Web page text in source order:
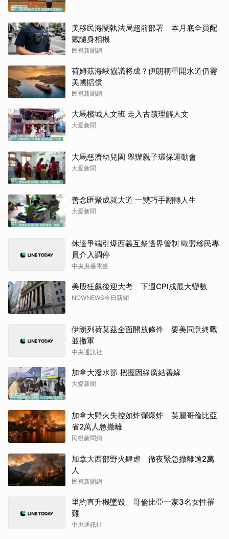
美移民海關執法局超前部署 本月底全員配
戴隨身相機
民視新聞網
荷姆茲海峽協議將成？伊朗稱重開水道仍需
美國賠償
民視新聞網
大馬檳城人文班 走入古蹟理解人文
大愛新聞
大馬慈濟幼兒園 舉辦親子環保運動會
大愛新聞
善念匯聚成就大道 一雙巧手翻轉人生
大愛新聞
休達爭端引爆西義互祭邊界管制 歐盟移民專
員介入調停
中央廣播電臺
美股狂飆後迎大考 下週CPI成最大變數
NOWNEWS今日新聞
伊朗列荷莫茲全面開放條件 要美同意終戰
並撤軍
中央通訊社
加拿大潑水節 把握因緣廣結善緣
大愛新聞
加拿大野火失控如炸彈爆炸 英屬哥倫比亞
省2萬人急撤離
民視新聞網
加拿大西部野火肆虐 徹夜緊急撤離逾2萬
人
民視新聞網
里約直升機墜毀 哥倫比亞一家3名女性罹
難
中央通訊社